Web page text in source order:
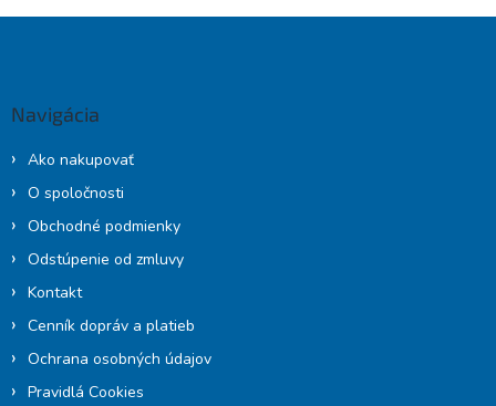
Navigácia
Ako nakupovať
O spoločnosti
Obchodné podmienky
Odstúpenie od zmluvy
Kontakt
Cenník dopráv a platieb
Ochrana osobných údajov
Pravidlá Cookies